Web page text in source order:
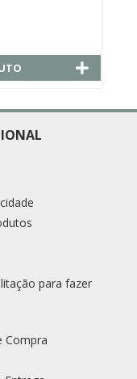
para fazer
Compra